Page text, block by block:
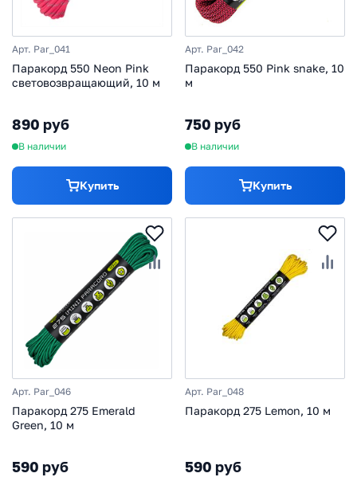
Арт. Par_041
Паракорд 550 Neon Pink
световозвращающий, 10 м
890 руб
В наличии
Купить
Арт. Par_042
Паракорд 550 Pink snake, 10
м
750 руб
В наличии
Купить
Арт. Par_046
Паракорд 275 Emerald
Green, 10 м
590 руб
Арт. Par_048
Паракорд 275 Lemon, 10 м
590 руб